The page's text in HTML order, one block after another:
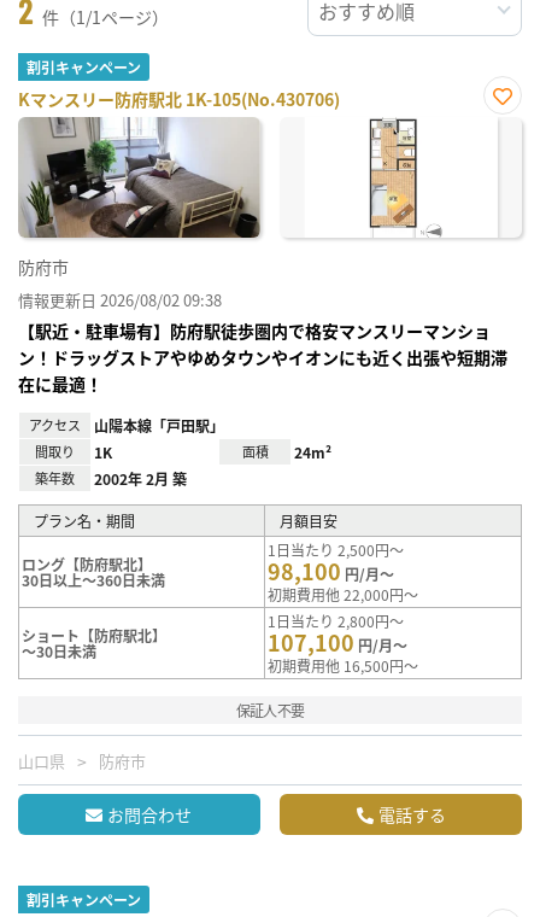
2 件（1/1ページ）
割引キャンペーン
Kマンスリー防府駅北 1K-105(No.430706)
お気
防府市
情報更新日 2026/08/02 09:38
【駅近・駐車場有】防府駅徒歩圏内で格安マンスリーマンショ
ン！ドラッグストアやゆめタウンやイオンにも近く出張や短期滞
在に最適！
アクセス 山陽本線「戸田駅」
間取り 1K 面積 24m²
築年数 2002年 2月 築
プラン名・期間 月額目安
ロング【防府駅北】
30日以上～360日未満
1日当たり 2,500円～
98,100 円/月～
初期費用他 22,000円～
ショート【防府駅北】
～30日未満
1日当たり 2,800円～
107,100 円/月～
初期費用他 16,500円～
保証人不要
山口県 防府市
お問合わせ 電話する
割引キャンペーン